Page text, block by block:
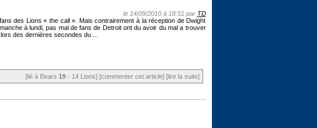
le 14/09/2010 à 18:51 par TD
des Lions « the call ». Mais contrairement à la réception de Dwight
à lundi, pas mal de fans de Detroit ont du avoir du mal a trouver
des dernières secondes du ...
[lié à Bears 19- 14 Lions] [commenter cet article] [lire la suite]